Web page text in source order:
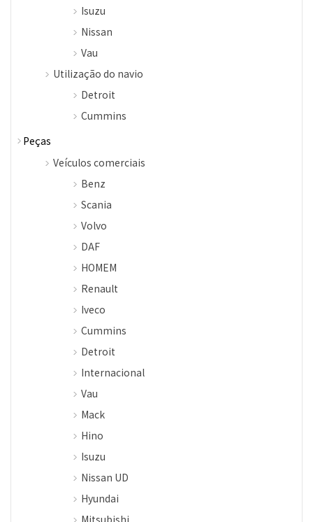
Isuzu
Nissan
Vau
Utilização do navio
Detroit
Cummins
Peças
Veículos comerciais
Benz
Scania
Volvo
DAF
HOMEM
Renault
Iveco
Cummins
Detroit
Internacional
Vau
Mack
Hino
Isuzu
Nissan UD
Hyundai
Mitsubishi